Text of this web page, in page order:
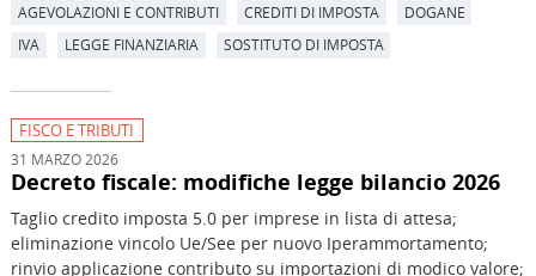
AGEVOLAZIONI E CONTRIBUTI CREDITI DI IMPOSTA
DOGANE
IVA
LEGGE FINANZIARIA SOSTITUTO DI IMPOSTA
FISCO E TRIBUTI
31 MARZO 2026
Decreto fiscale: modifiche legge bilancio 2026
Taglio credito imposta 5.0 per imprese in lista di attesa;
eliminazione vincolo Ue/See per nuovo Iperammortamento;
rinvio applicazione contributo su importazioni di modico valore;